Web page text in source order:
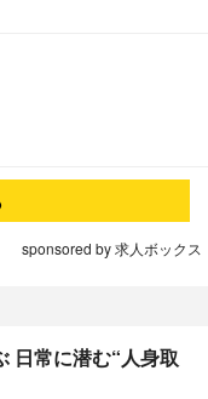
sponsored by 求人ボックス
日常に潜む“人身取